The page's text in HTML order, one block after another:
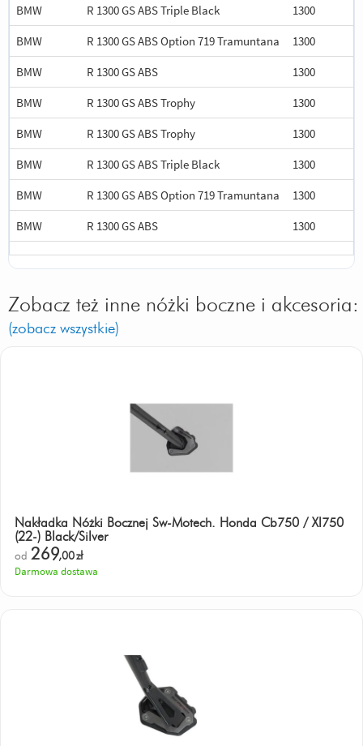
BMW
R 1300 GS ABS Triple Black
1300
BMW
R 1300 GS ABS Option 719 Tramuntana
1300
BMW
R 1300 GS ABS
1300
BMW
R 1300 GS ABS Trophy
1300
BMW
R 1300 GS ABS Trophy
1300
BMW
R 1300 GS ABS Triple Black
1300
BMW
R 1300 GS ABS Option 719 Tramuntana
1300
BMW
R 1300 GS ABS 1300
Zobacz też inne nóżki boczne i akcesoria:
(zobacz wszystkie)
Nakładka Nóżki Bocznej Sw-Motech. Honda Cb750 / Xl750
(22-) Black/Silver
od 269,00zł
Darmowa dostawa